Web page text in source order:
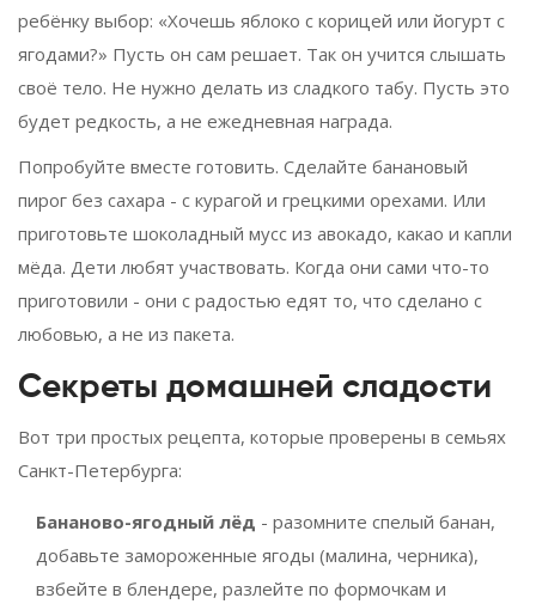
ребёнку выбор: «Хочешь яблоко с корицей или йогурт с
ягодами?» Пусть он сам решает. Так он учится слышать
своё тело. Не нужно делать из сладкого табу. Пусть это
будет редкость, а не ежедневная награда.
Попробуйте вместе готовить. Сделайте банановый
пирог без сахара - с курагой и грецкими орехами. Или
приготовьте шоколадный мусс из авокадо, какао и капли
мёда. Дети любят участвовать. Когда они сами что-то
приготовили - они с радостью едят то, что сделано с
любовью, а не из пакета.
Секреты домашней сладости
Вот три простых рецепта, которые проверены в семьях
Санкт-Петербурга:
Бананово-ягодный лёд - разомните спелый банан,
добавьте замороженные ягоды (малина, черника),
взбейте в блендере, разлейте по формочкам и